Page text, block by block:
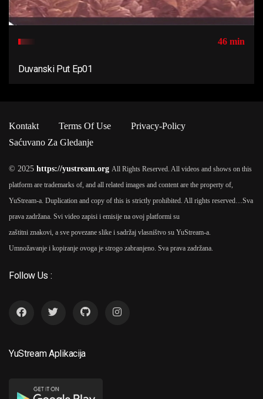
46 min
Duvanski Put Ep01
Kontakt Terms Of Use
Privacy-Policy
Saćuvano Za Gledanje
© 2025 https://yustream.org All Rights Reserved. All videos and shows on this
platform are trademarks of, and all related images and content are the property of,
YuStream-a. Duplication and copy of this is strictly prohibited. All rights reserved…Sva
prava zadržana. Svi video zapisi i emisije na ovoj platformi su
zaštitni znakovi, a sve povezane slike i sadržaj vlasništvo su YuStream-a.
Umnožavanje i kopiranje ovoga je strogo zabranjeno. Sva prava zadržana.
Follow Us :
YuStream Aplikacija